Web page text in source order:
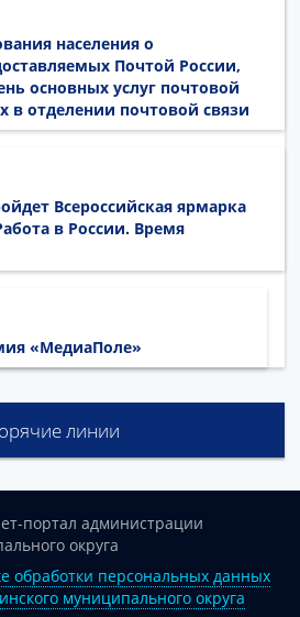
населения о
Почтой России,
основных услуг почтовой
в отделении почтовой связи
Всероссийская ярмарка
в России. Время
«МедиаПоле»
линии
портал администрации
округа
персональных данных
муниципального округа